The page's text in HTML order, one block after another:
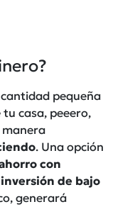
pequeña
casa, peeero,
manera
. Una opción
con
de bajo
generará